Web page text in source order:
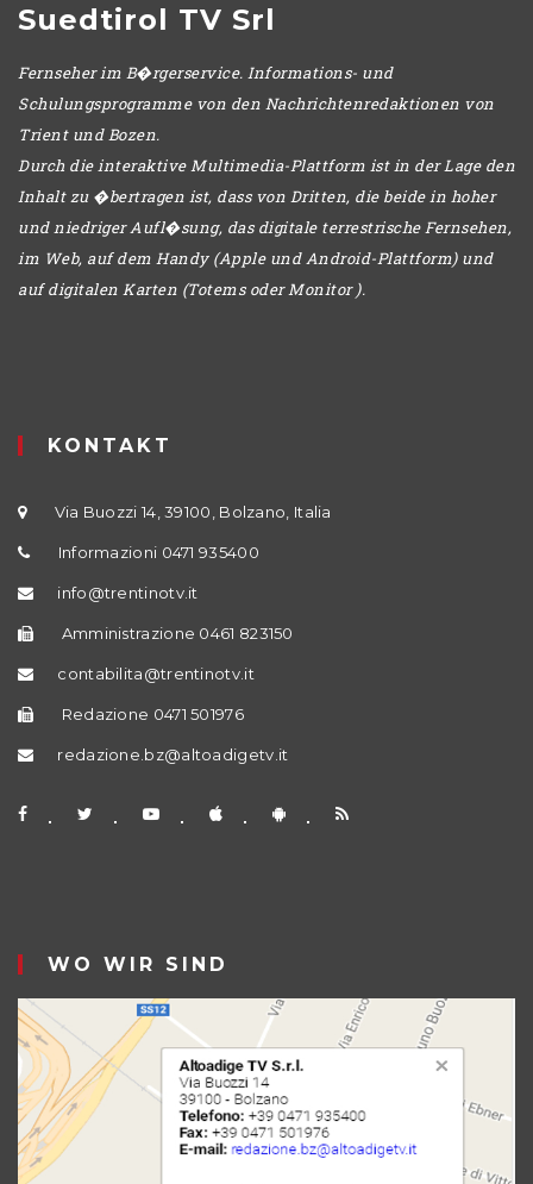
Suedtirol TV Srl
Fernseher im B�rgerservice. Informations- und
Schulungsprogramme von den Nachrichtenredaktionen von
Trient und Bozen.
Durch die interaktive Multimedia-Plattform ist in der Lage den
Inhalt zu �bertragen ist, dass von Dritten, die beide in hoher
und niedriger Aufl�sung, das digitale terrestrische Fernsehen,
im Web, auf dem Handy (Apple und Android-Plattform) und
auf digitalen Karten (Totems oder Monitor ).
KONTAKT
Via Buozzi 14, 39100, Bolzano, Italia
Informazioni 0471 935400
info@trentinotv.it
Amministrazione 0461 823150
contabilita@trentinotv.it
Redazione 0471 501976
redazione.bz@altoadigetv.it
WO WIR SIND